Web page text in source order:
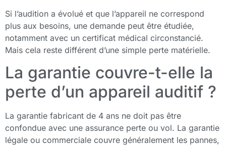
Si l’audition a évolué et que l’appareil ne correspond
plus aux besoins, une demande peut être étudiée,
notamment avec un certificat médical circonstancié.
Mais cela reste différent d’une simple perte matérielle.
La garantie couvre-t-elle la
perte d’un appareil auditif ?
La garantie fabricant de 4 ans ne doit pas être
confondue avec une assurance perte ou vol. La garantie
légale ou commerciale couvre généralement les pannes,